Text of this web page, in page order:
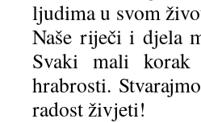
ljudima u svom
Naše riječi i djela
Svaki mali korak
hrabrosti.
radost živjeti!